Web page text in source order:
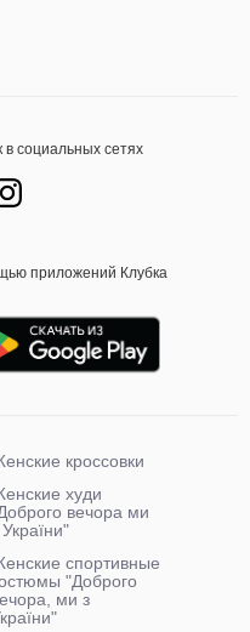
в социальных сетях
приложений Клубка
кроссовки
худи
вечора ми
України"
спортивные
"Доброго
ми з